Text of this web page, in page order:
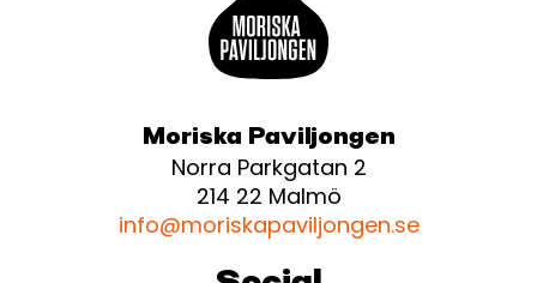
Moriska Paviljongen
Norra Parkgatan 2
214 22 Malmö
info@moriskapaviljongen.se